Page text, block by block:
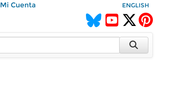
Mi Cuenta ENGLISH